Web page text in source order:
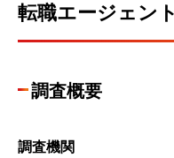
転職エージェ
調査概要
調査機関